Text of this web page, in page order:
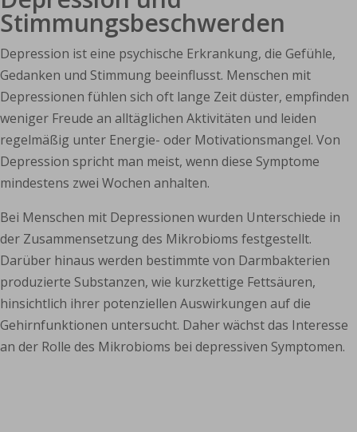
Stimmungsbeschwerden
Depression ist eine psychische Erkrankung, die Gefühle,
Gedanken und Stimmung beeinflusst. Menschen mit
Depressionen fühlen sich oft lange Zeit düster, empfinden
weniger Freude an alltäglichen Aktivitäten und leiden
regelmäßig unter Energie- oder Motivationsmangel. Von
Depression spricht man meist, wenn diese Symptome
mindestens zwei Wochen anhalten.
Bei Menschen mit Depressionen wurden Unterschiede in
der Zusammensetzung des Mikrobioms festgestellt.
Darüber hinaus werden bestimmte von Darmbakterien
produzierte Substanzen, wie kurzkettige Fettsäuren,
hinsichtlich ihrer potenziellen Auswirkungen auf die
Gehirnfunktionen untersucht. Daher wächst das Interesse
an der Rolle des Mikrobioms bei depressiven Symptomen.